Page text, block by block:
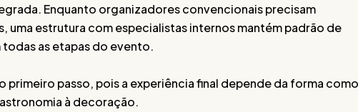
Enquanto organizadores convencionais precisam
estrutura com especialistas internos mantém padrão de
as etapas do evento.
primeiro passo, pois a experiência final depende da forma como
à decoração.